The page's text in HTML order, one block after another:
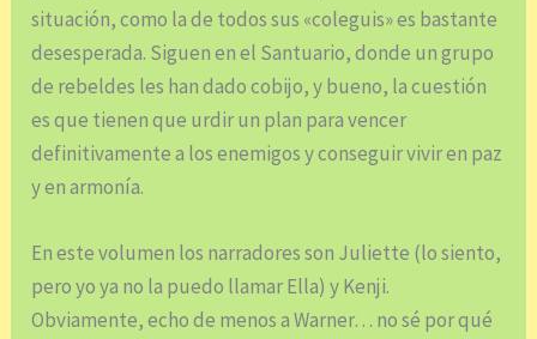
situación, como la de todos sus «coleguis» es bastante
desesperada. Siguen en el Santuario, donde un grupo
de rebeldes les han dado cobijo, y bueno, la cuestión
es que tienen que urdir un plan para vencer
definitivamente a los enemigos y conseguir vivir en paz
y en armonía.
En este volumen los narradores son Juliette (lo siento,
pero yo ya no la puedo llamar Ella) y Kenji.
Obviamente, echo de menos a Warner… no sé por qué